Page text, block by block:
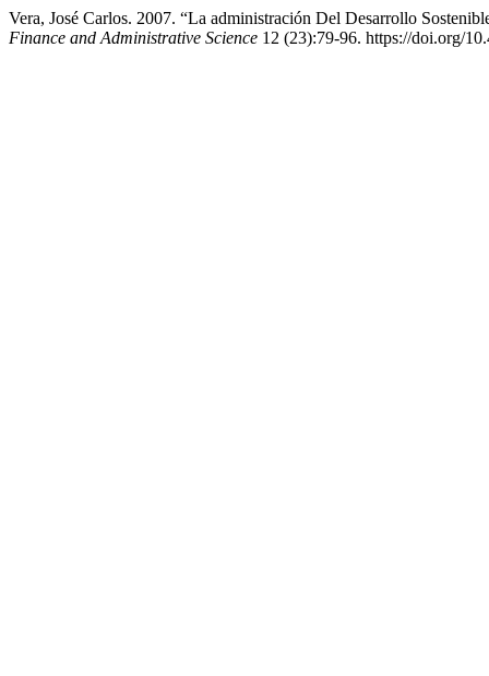
Vera, José Carlos. 2007. “La administración Del Desarrollo
Finance and Administrative Science 12 (23):79-96. https://doi.org/